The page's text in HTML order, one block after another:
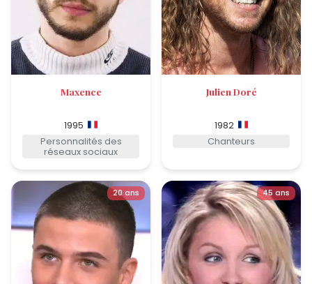
Maxence
1995
Personnalités des
réseaux sociaux
Julien Doré
1982
Chanteurs
20 ans 45 ans